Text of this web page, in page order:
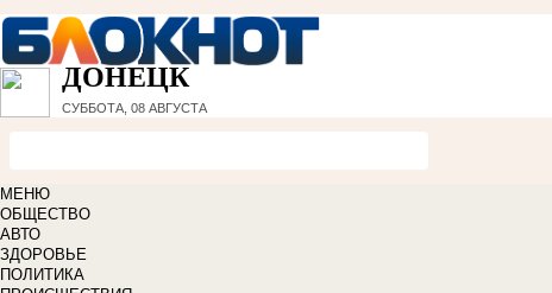
ДОНЕЦК
СУББОТА, 08 АВГУСТА
МЕНЮ
ОБЩЕСТВО
АВТО
ЗДОРОВЬЕ
ПОЛИТИКА